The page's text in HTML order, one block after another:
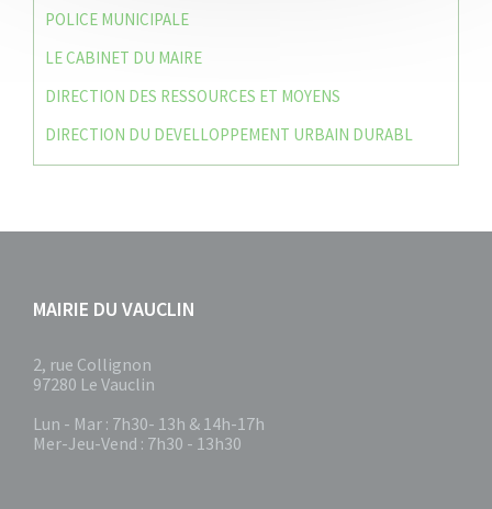
POLICE MUNICIPALE
LE CABINET DU MAIRE
DIRECTION DES RESSOURCES ET MOYENS
DIRECTION DU DEVELLOPPEMENT URBAIN DURABL
MAIRIE DU VAUCLIN
2, rue Collignon
97280 Le Vauclin
Lun - Mar : 7h30- 13h & 14h-17h
Mer-Jeu-Vend : 7h30 - 13h30